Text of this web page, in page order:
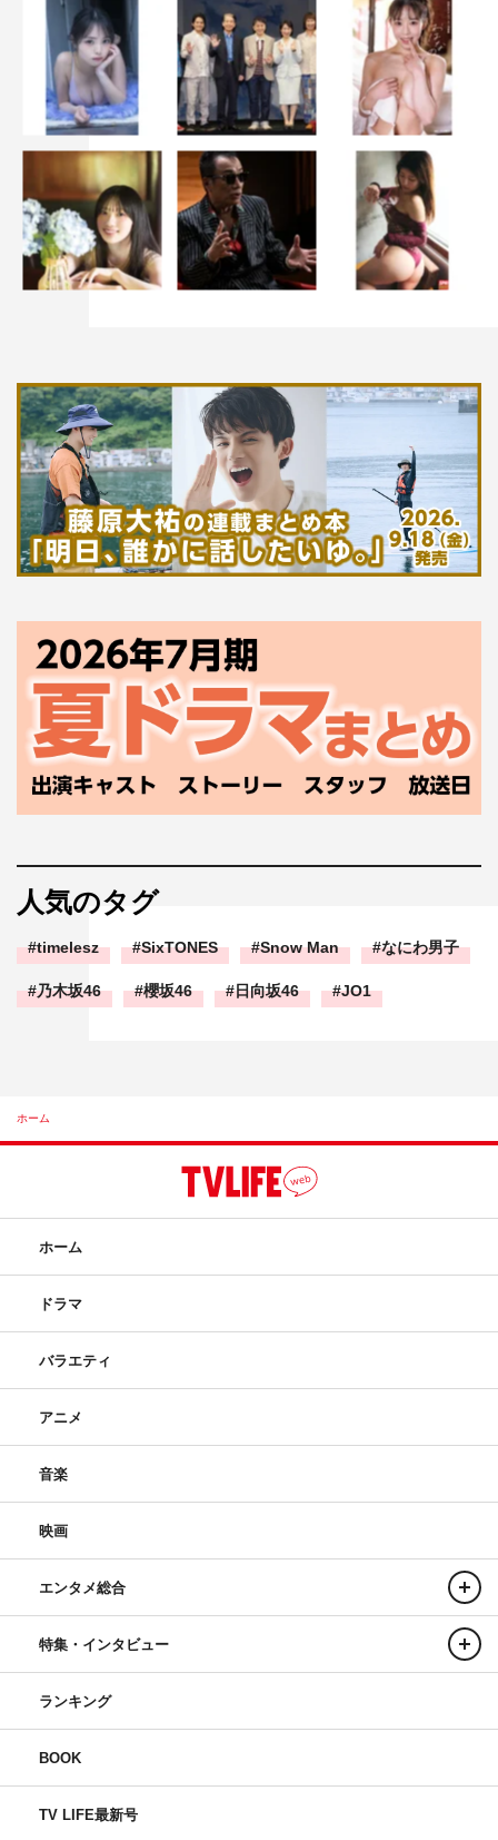
人気のタグ
timelesz SixTONES Snow Man なにわ男子
乃木坂46 櫻坂46 日向坂46 JO1
ホーム
ホーム
ドラマ
バラエティ
アニメ
音楽
映画
エンタメ総合
特集・インタビュー
ランキング
BOOK
TV LIFE最新号